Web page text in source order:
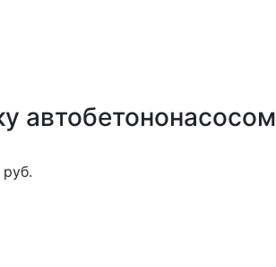
автобетононасосом